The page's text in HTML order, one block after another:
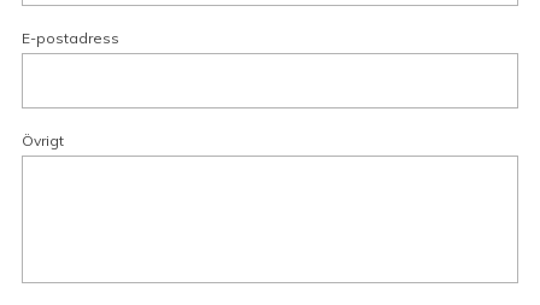
E-postadress
Övrigt